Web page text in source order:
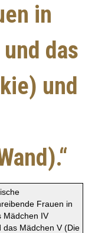
in
das
und
Frauen in
Mädchen IV
das Mädchen V (Die